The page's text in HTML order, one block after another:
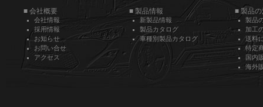
■ 会社概要
会社情報
採用情報
お知らせ
お問い合せ
アクセス
■ 製品情報
新製品情報
製品カタログ
車種別製品カタログ
■ 製品
製品
加工
送料
特定
国内
海外